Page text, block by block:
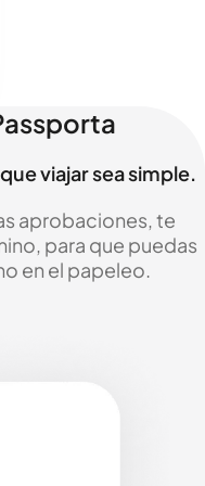
viajar sea simple.
aprobaciones, te
para que puedas
en el papeleo.